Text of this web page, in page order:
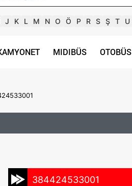
J K L M N O Ö P R S Ş T U
MIDIBÜS OTOBÜS
384424533001